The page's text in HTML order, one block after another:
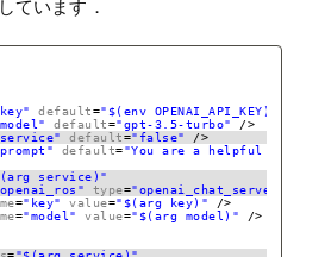
ています．
default="$(env OPENAI_API_KEY)"
default="gpt-3.5-turbo"
/>
default="false"
/>
default="You are a helpful
service)"
type="openai_chat_server.py"
="key" value="$(arg key)"
/>
="model" value="$(arg model)"
/>